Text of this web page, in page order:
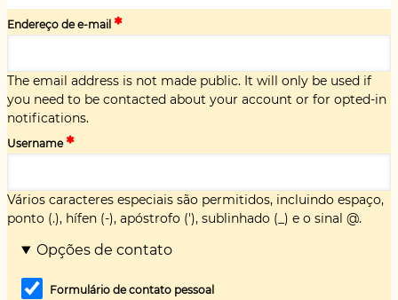
Endereço de e-mail
The email address is not made public. It will only be used if
you need to be contacted about your account or for opted-in
notifications.
Username
Vários caracteres especiais são permitidos, incluindo espaço,
ponto (.), hífen (-), apóstrofo ('), sublinhado (_) e o sinal @.
Opções de contato
Formulário de contato pessoal